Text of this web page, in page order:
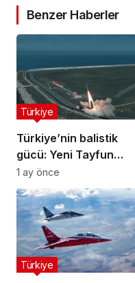
Benzer Haberler
Türkiye’nin balistik
gücü: Yeni Tayfun
teslimatı yapıldı
Türkiye
1 ay önce
Türkiye